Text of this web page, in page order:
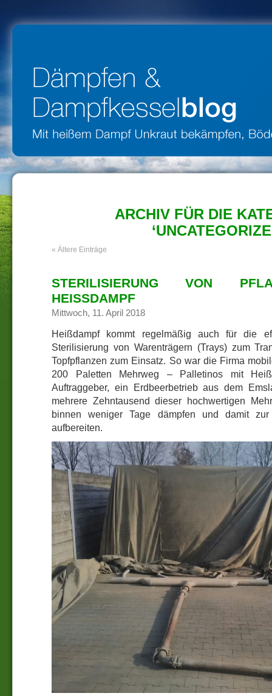
ARCHIV FÜR DIE
« Ältere Einträge
STERILISIERUNG VON
HEISSDAMPF
Mittwoch, 11. April 2018
Heißdampf kommt regelmäßig auch für die
Sterilisierung von Warenträgern (Trays) zum
Topfpflanzen zum Einsatz. So war die Firma
200 Paletten Mehrweg – Palletinos mit
Auftraggeber, ein Erdbeerbetrieb aus dem
mehrere Zehntausend dieser hochwertigen
binnen weniger Tage dämpfen und damit
aufbereiten.